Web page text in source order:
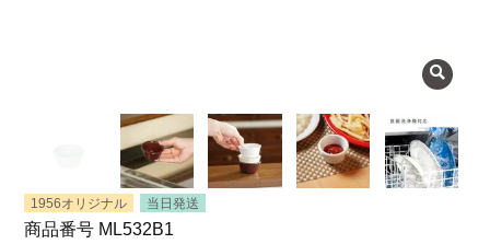
プライバシーポリシー
特定商取引法に関する表示
1956オリジナル 当日発送
商品番号 ML532B1